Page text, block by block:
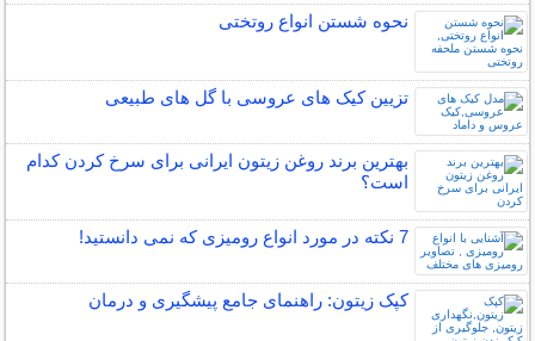
نحوه شستن انواع روتختی
تزیین کیک های عروسی با گل های طبیعی
بهترین برند روغن زیتون ایرانی برای سرخ کردن کدام
است؟
7 نکته در مورد انواع رومیزی که نمی دانستید!
کپک زیتون: راهنمای جامع پیشگیری و درمان